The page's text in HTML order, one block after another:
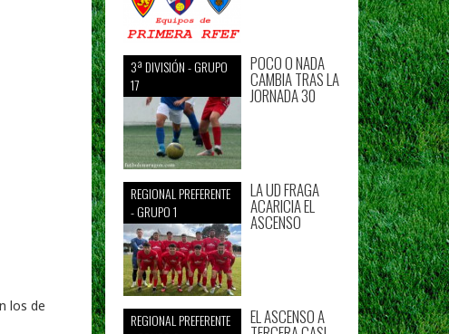
los de
3ª DIVISIÓN - GRUPO
17
POCO O NADA
CAMBIA TRAS LA
JORNADA 30
REGIONAL PREFERENTE
- GRUPO 1
LA UD FRAGA
ACARICIA EL
ASCENSO
REGIONAL PREFERENTE
EL ASCENSO A